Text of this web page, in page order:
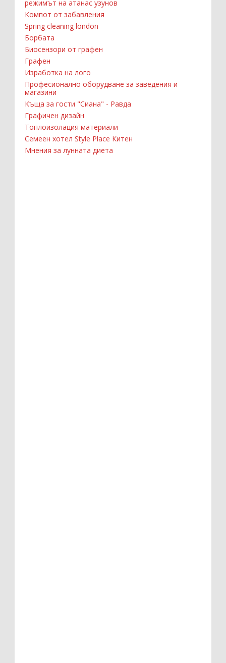
режимът на атанас узунов
Компот от забавления
Spring cleaning london
Борбата
Биосензори от графен
Графен
Изработка на лого
Професионално оборудване за заведения и
магазини
Къща за гости "Сиана" - Равда
Графичен дизайн
Топлоизолация материали
Семеен хотел Style Place Китен
Мнения за лунната диета